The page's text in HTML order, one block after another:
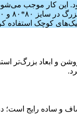
کوچک استفاده
و ابعاد بزرگ‌تر
و ساده رایج است؛